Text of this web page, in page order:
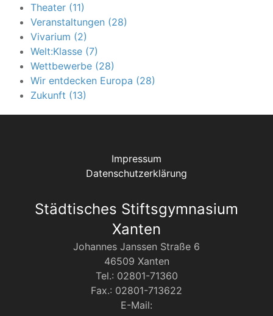
Theater (11)
Veranstaltungen (28)
Vivarium (2)
Welt:Klasse (7)
Wettbewerbe (28)
Wir entdecken Europa (28)
Zukunft (13)
Impressum
Datenschutzerklärung
Städtisches Stiftsgymnasium
Xanten
Johannes Janssen Straße 6
46509 Xanten
Tel.: 02801-71360
Fax.: 02801-713622
E-Mail: